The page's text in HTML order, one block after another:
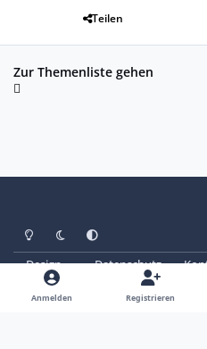
Teilen
Zur Themenliste gehen
Heller ModusDunkler Modus
Systemeinstellung
Design Datenschutz
© Copyright 2025 - SAABoteure e. V.
Anmelden Registrieren